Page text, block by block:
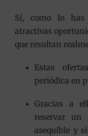
Sí, como lo has
atractivas
que resultan
Estas
periódica en
Gracias a
reservar
asequible y